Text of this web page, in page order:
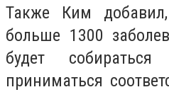
Также Ким
больше 1300
будет
приниматься